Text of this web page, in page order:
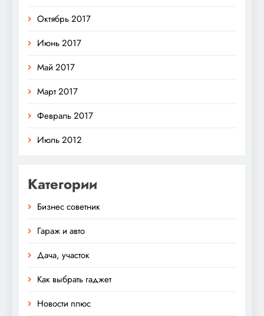
Октябрь 2017
Июнь 2017
Май 2017
Март 2017
Февраль 2017
Июль 2012
Категории
Бизнес советник
Гараж и авто
Дача, участок
Как выбрать гаджет
Новости плюс